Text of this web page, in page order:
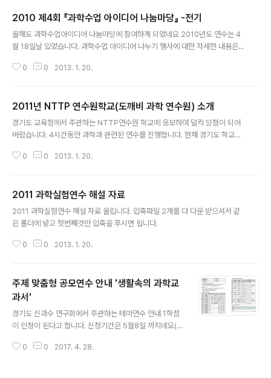
2010 제4회 『과학수업 아이디어 나눔마당』 -전기
올해도 과학수업아이디어 나눔마당에 참여하게 되었네요 2010년도 연수는 4
월 18일날 있었습니다. 과학수업 아이디어 나누기 행사에 대한 자세한 내용은
=900&gno=29660&cateval=0 2010년 올해 발표하면서 보여드렸던 내
습니다.
0 0 2013. 1. 20.
2011년 NTTP 연수원학교(도깨비 과학 연수원) 소개
경기도 교육청에서 주관하는 NTTP연수원 학교에 응모하여 덜컥 당첨이 되어
버렸습니다. 4시간동안 과학과 관련된 연수를 진행합니다. 현재 경기도 학교로
하셔서 신청하고 오세요. 초등학교 선생님들도 강추합니다. 아래는 저희학교에
0 0 2013. 1. 20.
2011 과학실험연수 해설 자료
2011 과학실험연수 해설 자료 올립니다. 압축파일 2개를 다 다운 받으셔서 같
은 폴더에 넣고 첫번째것만 압축을 푸시면 됩니다.
0 0 2013. 1. 20.
주제 맞춤형 공모연수 안내 '생활속의 과학교
과서'
경기도 신과수 연구회에서 주관하는 테마연수 안내 1학점
이 인정이 된다고 합니다. 신청기간은 5월8일 까지네요(3
들어가서 '과학교과서'로 검색하셔서 '생확속의 과학교과
0 0 2017. 4. 28.